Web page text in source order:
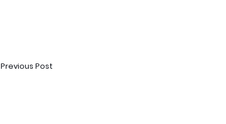
Previous Post